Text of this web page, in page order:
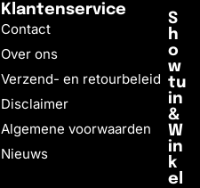
Klantenservice
Contact
Over ons
Verzend- en retourbeleid
Disclaimer
Algemene voorwaarden
Nieuws
S
h
o
w
tu
in
&
W
in
k
el